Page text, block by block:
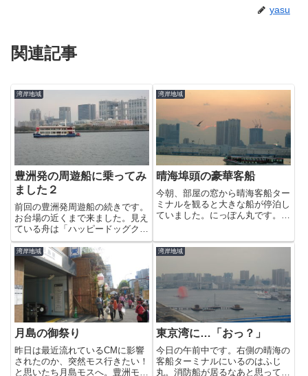
yasu
関連記事
湾岸地域
豊洲発の周遊船に乗ってみ
ました２
前回の豊洲発周遊船の続きです。
お台場の近くまで来ました。見え
ている舟は「ハッピードッグクル
ーズ」の舟で、犬と一緒にクルー
ズを楽しめるというもの。お台場
海浜公園と日の出桟橋が乗船場所
です。船上でドッグウェディング
とかできるらしいです＾＾；舟
の...
湾岸地域
晴海埠頭の豪華客船
今朝、部屋の窓から晴海客船ター
ミナルを観ると大きな船が停泊し
ていました。にっぽん丸です。ウ
である客船だとわかりました。こ
ういう船があるのは知っていまし
たが、こんなふうに身近に観る
よ...
湾岸地域
月島の御祭り
昨日は最近流れているCMに影響
されたのか、突然モス行きたい！
と思いたち月島モスへ。豊洲モス
湾岸地域
東京湾に…「おっ？」
今日の午前中です。右側の晴海の
客船ターミナルにいるのはふじ
丸。消防船が居るなあと思ってい